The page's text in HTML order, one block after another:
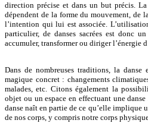
direction précise et dans un but précis.
dépendent de la forme du mouvement, de
l’intention qui lui est associée.
particulier, de danses sacrées est donc
accumuler, transformer ou diriger l’énergie
Dans de nombreuses traditions, la
magique concret : changements
malades, etc. Citons également la
objet ou un espace en effectuant une
danse naît en partie de ce qu’elle implique
de nos corps, y compris notre corps